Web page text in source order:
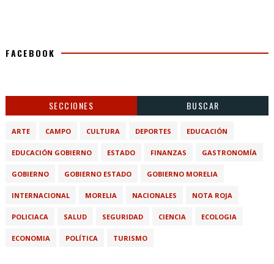
FACEBOOK
SECCIONES BUSCAR
ARTE CAMPO CULTURA DEPORTES EDUCACIÓN
EDUCACIÓN GOBIERNO ESTADO FINANZAS GASTRONOMÍA
GOBIERNO GOBIERNO ESTADO GOBIERNO MORELIA
INTERNACIONAL MORELIA NACIONALES NOTA ROJA
POLICIACA SALUD SEGURIDAD CIENCIA ECOLOGIA
ECONOMIA POLÍTICA TURISMO